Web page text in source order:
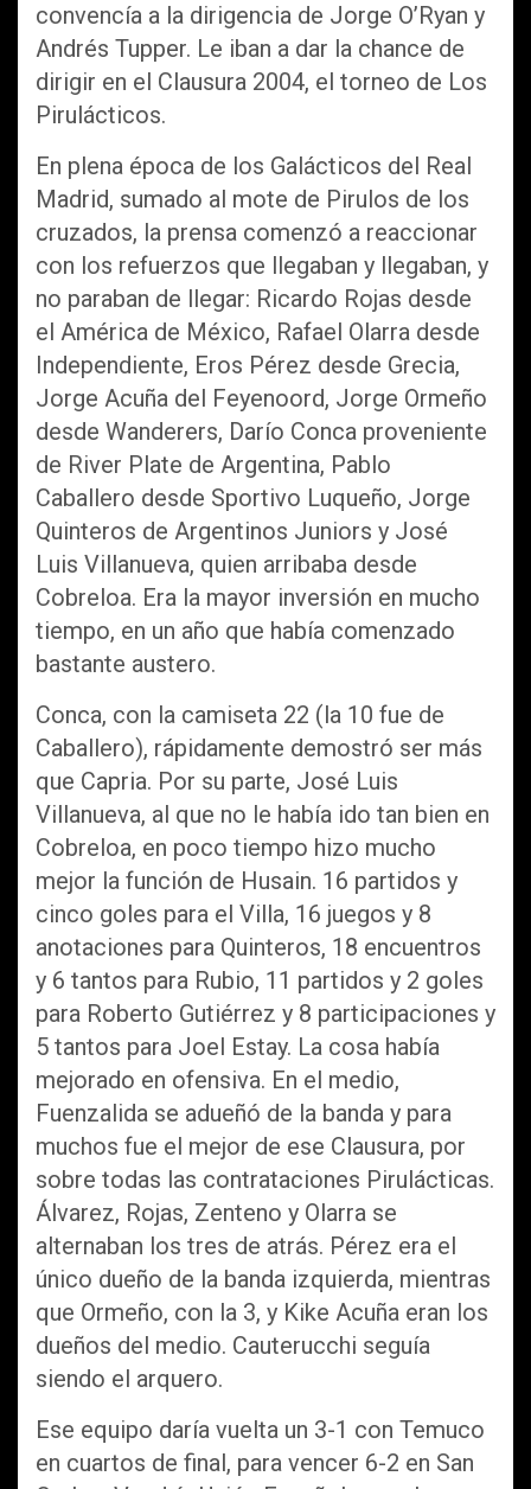
convencía a la dirigencia de Jorge O’Ryan y
Andrés Tupper. Le iban a dar la chance de
dirigir en el Clausura 2004, el torneo de Los
Pirulácticos.
En plena época de los Galácticos del Real
Madrid, sumado al mote de Pirulos de los
cruzados, la prensa comenzó a reaccionar
con los refuerzos que llegaban y llegaban, y
no paraban de llegar: Ricardo Rojas desde
el América de México, Rafael Olarra desde
Independiente, Eros Pérez desde Grecia,
Jorge Acuña del Feyenoord, Jorge Ormeño
desde Wanderers, Darío Conca proveniente
de River Plate de Argentina, Pablo
Caballero desde Sportivo Luqueño, Jorge
Quinteros de Argentinos Juniors y José
Luis Villanueva, quien arribaba desde
Cobreloa. Era la mayor inversión en mucho
tiempo, en un año que había comenzado
bastante austero.
Conca, con la camiseta 22 (la 10 fue de
Caballero), rápidamente demostró ser más
que Capria. Por su parte, José Luis
Villanueva, al que no le había ido tan bien en
Cobreloa, en poco tiempo hizo mucho
mejor la función de Husain. 16 partidos y
cinco goles para el Villa, 16 juegos y 8
anotaciones para Quinteros, 18 encuentros
y 6 tantos para Rubio, 11 partidos y 2 goles
para Roberto Gutiérrez y 8 participaciones y
5 tantos para Joel Estay. La cosa había
mejorado en ofensiva. En el medio,
Fuenzalida se adueñó de la banda y para
muchos fue el mejor de ese Clausura, por
sobre todas las contrataciones Pirulácticas.
Álvarez, Rojas, Zenteno y Olarra se
alternaban los tres de atrás. Pérez era el
único dueño de la banda izquierda, mientras
que Ormeño, con la 3, y Kike Acuña eran los
dueños del medio. Cauterucchi seguía
siendo el arquero.
Ese equipo daría vuelta un 3-1 con Temuco
en cuartos de final, para vencer 6-2 en San